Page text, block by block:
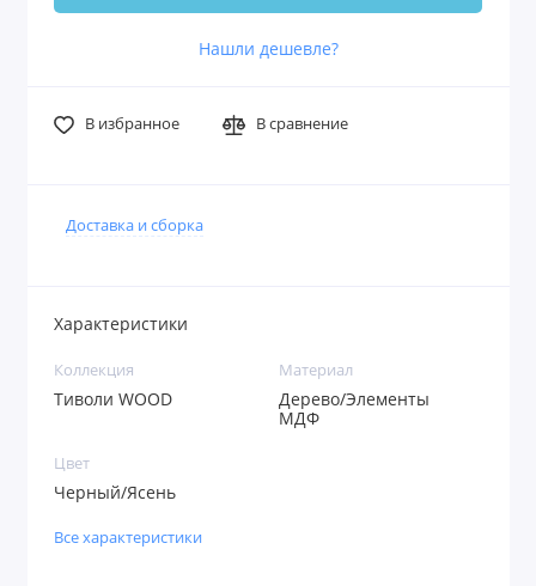
Нашли дешевле?
В избранное В сравнение
Доставка и сборка
Характеристики
Коллекция
Тиволи WOOD
Материал
Дерево/Элементы
МДФ
Цвет
Черный/Ясень
Все характеристики